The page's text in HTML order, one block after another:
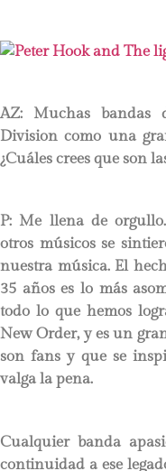
AZ: Muchas bandas
Division como una
¿Cuáles crees que son
P: Me llena de
otros músicos se
nuestra música. El
35 años es lo más
todo lo que hemos
New Order, y es un
son fans y que se
valga la pena.
Cualquier banda
continuidad a ese